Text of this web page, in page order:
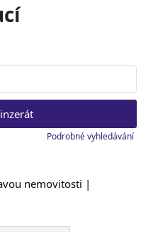
Podrobné vyhledávání
nemovitosti |